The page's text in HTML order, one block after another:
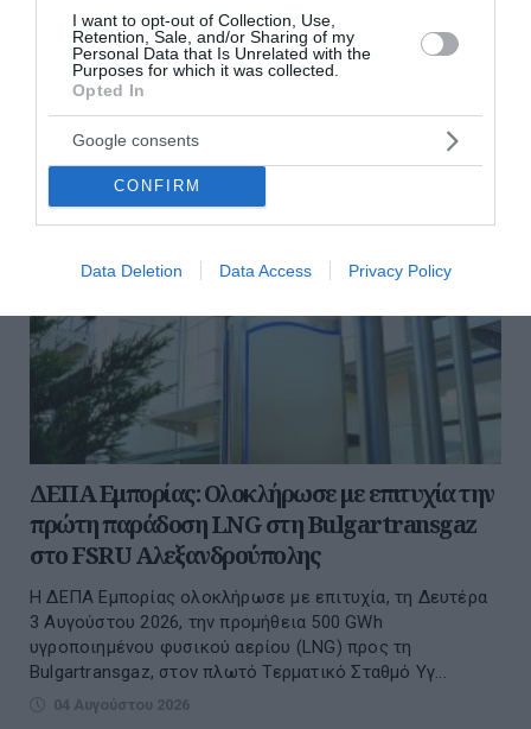
I want to opt-out of Collection, Use,
Retention, Sale, and/or Sharing of my
Personal Data that Is Unrelated with the
Purposes for which it was collected.
Opted In
Google consents
CONFIRM
Data Deletion Data Access Privacy Policy
στρατηγική στροφής προς τις ανανεώσιμες πηγές
ενέργειας και τη διεθνή ανάπτυξη σ...
05 Αυγούστου 2026
ΔΕΠΑ Εμπορίας: Ολοκλήρωσε με επιτυχία την
πρώτη παράδοση LNG στη Bulgartransgaz
στο FSRU Αλεξανδρούπολης
Η ΔΕΠΑ Εμπορίας ολοκλήρωσε με επιτυχία, τη Δευτέρα
3 Αυγούστου 2026, την προμήθεια 500 GWh
υγροποιημένου φυσικού αερίου (LNG) προς τη
Bulgartransgaz, στον πλωτό Τερματικό Σταθμό Υγ...
04 Αυγούστου 2026